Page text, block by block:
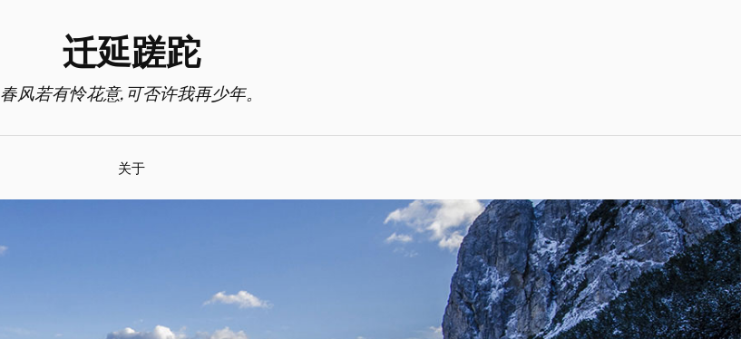
迁延蹉跎
春风若有怜花意,可否许我再少年。
关于